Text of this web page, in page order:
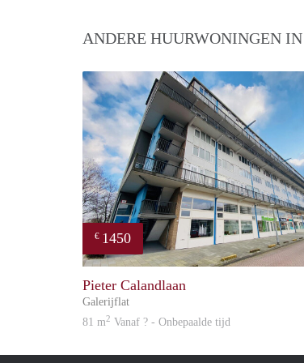
ANDERE HUURWONINGEN IN
€ 1450
Pieter Calandlaan
Galerijflat
81 m2 Vanaf ? - Onbepaalde tijd